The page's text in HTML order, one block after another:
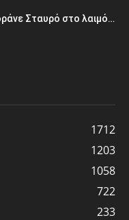
Σταυρό στο λαιμό…
1712
1203
1058
722
233